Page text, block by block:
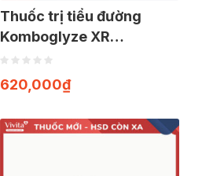
Thuốc trị tiểu đường
Komboglyze XR
5mg/500mg | Hộp 28
viên
620,000₫